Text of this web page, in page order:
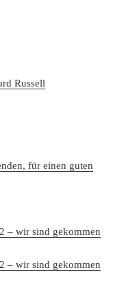
Russell
für einen guten
– wir sind gekommen
– wir sind gekommen